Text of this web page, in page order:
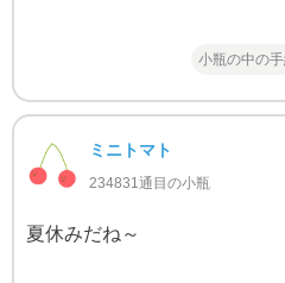
小瓶の中の
ミニトマト
234831通目の小瓶
夏休みだね～